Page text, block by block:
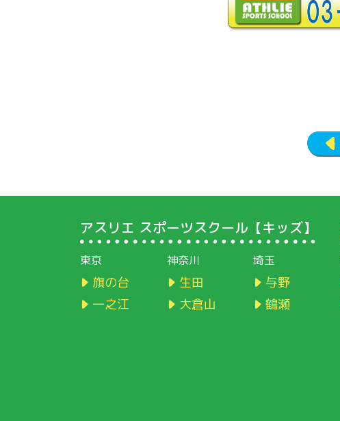
アスリエ スポーツスクール【キッズ】
東京
旗の台
一之江
神奈川
生田
大倉山
埼玉
与野
鶴瀬